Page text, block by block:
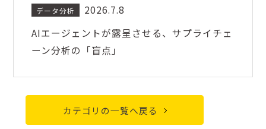
データ分析
2026.7.8
AIエージェントが露呈させる、サプライチェ
ーン分析の「盲点」
カテゴリの一覧へ戻る